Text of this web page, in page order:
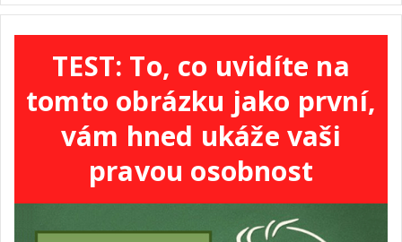
TEST: To, co uvidíte na
tomto obrázku jako první,
vám hned ukáže vaši
pravou osobnost